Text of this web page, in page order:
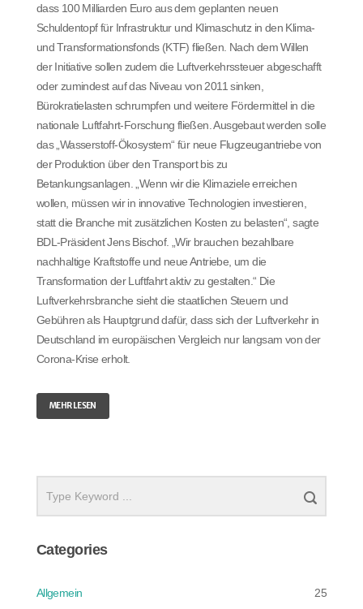
dass 100 Milliarden Euro aus dem geplanten neuen
Schuldentopf für Infrastruktur und Klimaschutz in den Klima-
und Transformationsfonds (KTF) fließen. Nach dem Willen
der Initiative sollen zudem die Luftverkehrssteuer abgeschafft
oder zumindest auf das Niveau von 2011 sinken,
Bürokratielasten schrumpfen und weitere Fördermittel in die
nationale Luftfahrt-Forschung fließen. Ausgebaut werden solle
das „Wasserstoff-Ökosystem“ für neue Flugzeugantriebe von
der Produktion über den Transport bis zu
Betankungsanlagen. „Wenn wir die Klimaziele erreichen
wollen, müssen wir in innovative Technologien investieren,
statt die Branche mit zusätzlichen Kosten zu belasten“, sagte
BDL-Präsident Jens Bischof. „Wir brauchen bezahlbare
nachhaltige Kraftstoffe und neue Antriebe, um die
Transformation der Luftfahrt aktiv zu gestalten.“ Die
Luftverkehrsbranche sieht die staatlichen Steuern und
Gebühren als Hauptgrund dafür, dass sich der Luftverkehr in
Deutschland im europäischen Vergleich nur langsam von der
Corona-Krise erholt.
MEHR LESEN
Categories
Allgemein 25